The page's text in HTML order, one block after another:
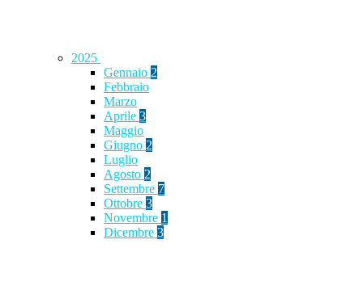
2025
Gennaio 2
Febbraio
Marzo
Aprile 3
Maggio
Giugno 2
Luglio
Agosto 2
Settembre 7
Ottobre 3
Novembre 1
Dicembre 3